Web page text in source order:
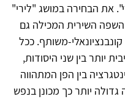
את הבחירה במושג "לירי"
השירית המכילה גם
קונבנציונאלי-משותף. ככל
יותר בין שני היסודות,
בין הפן המתהווה
יותר כך מכונן בנפש